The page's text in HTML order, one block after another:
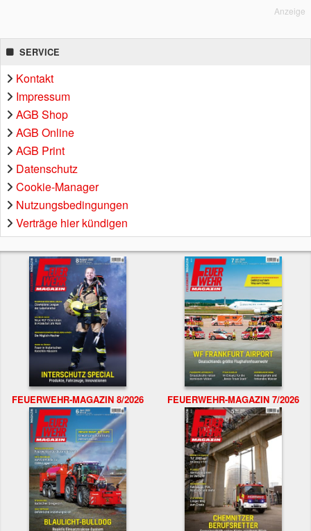
Anzeige
SERVICE
Kontakt
Impressum
AGB Shop
AGB Online
AGB Print
Datenschutz
Cookie-Manager
Nutzungsbedingungen
Verträge hier kündigen
FEUERWEHR-MAGAZIN 8/2026 FEUERWEHR-MAGAZIN 7/2026